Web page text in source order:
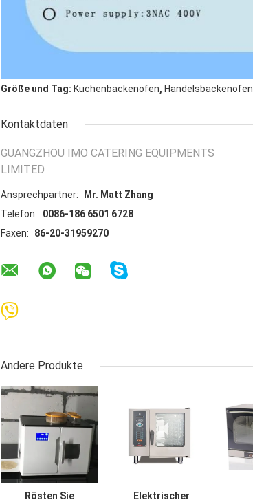
Größe und Tag: Kuchenbackenofen, Handelsbackenöfen
Kontaktdaten
GUANGZHOU IMO CATERING EQUIPMENTS
LIMITED
Ansprechpartner:
Mr. Matt Zhang
Telefon:
0086-186 6501 6728
Faxen:
86-20-31959270
Andere Produkte
Rösten Sie Elektrischer